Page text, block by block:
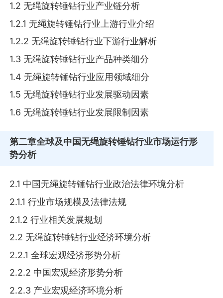
1.2 无绳旋转锤钻行业产业链分析
1.2.1 无绳旋转锤钻行业上游行业介绍
1.2.2 无绳旋转锤钻行业下游行业解析
1.3 无绳旋转锤钻行业产品种类细分
1.4 无绳旋转锤钻行业应用领域细分
1.5 无绳旋转锤钻行业发展驱动因素
1.6 无绳旋转锤钻行业发展限制因素
第二章全球及中国无绳旋转锤钻行业市场运行形
势分析
2.1 中国无绳旋转锤钻行业政治法律环境分析
2.1.1 行业市场规模及法律法规
2.1.2 行业相关发展规划
2.2 无绳旋转锤钻行业经济环境分析
2.2.1 全球宏观经济形势分析
2.2.2 中国宏观经济形势分析
2.2.3 产业宏观经济环境分析